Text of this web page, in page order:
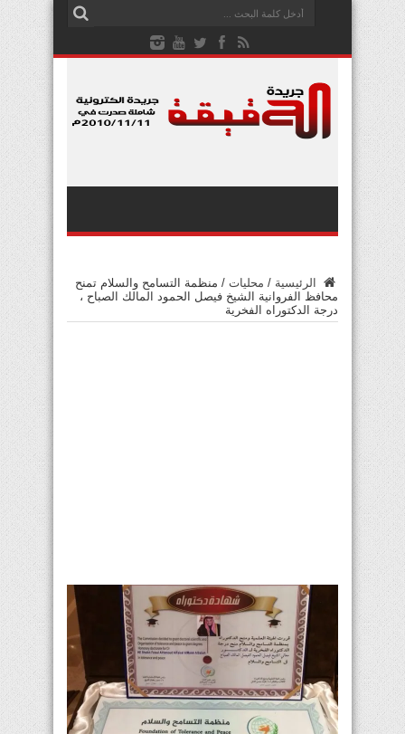
الرئيسية / محليات / منظمة التسامح والسلام تمنح
محافظ الفروانية الشيخ فيصل الحمود المالك الصباح ،
درجة الدكتوراه الفخرية